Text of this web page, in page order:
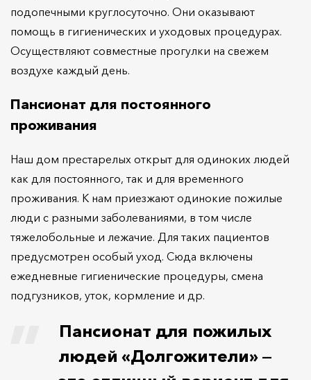
подопечными круглосуточно. Они оказывают
помощь в гигиенических и уходовых процедурах.
Осуществляют совместные прогулки на свежем
воздухе каждый день.
Пансионат для постоянного
проживания
Наш дом престарелых открыт для одиноких людей
как для постоянного, так и для временного
проживания. К нам приезжают одинокие пожилые
люди с разными заболеваниями, в том числе
тяжелобольные и лежачие. Для таких пациентов
предусмотрен особый уход. Сюда включены
ежедневные гигиенические процедуры, смена
подгузников, уток, кормление и др.
Пансионат для пожилых
людей «Долгожители» —